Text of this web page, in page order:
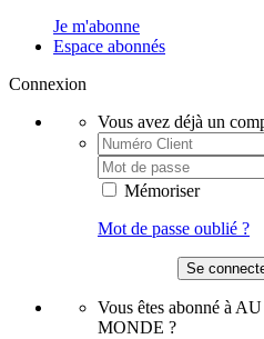
Je m'abonne
Espace abonnés
Connexion
Vous avez déjà un
Mémoriser
Mot de passe oublié ?
Vous êtes abonné à
MONDE ?